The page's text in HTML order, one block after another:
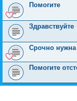
Помогите
Здравствуйте
Срочно
Помогите